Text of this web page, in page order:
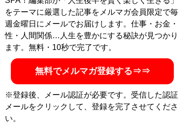
をテーマに厳選した記事をメルマガ会員限定で毎
週金曜日にメールでお届けします。仕事・お金・
性・人間関係…人生を豊かにする秘訣が見つかり
ます。無料・10秒で完了です。
無料でメルマガ登録する⇒⇒
※登録後、メール認証が必要です。受信した認証
メールをクリックして、登録を完了させてくださ
い。